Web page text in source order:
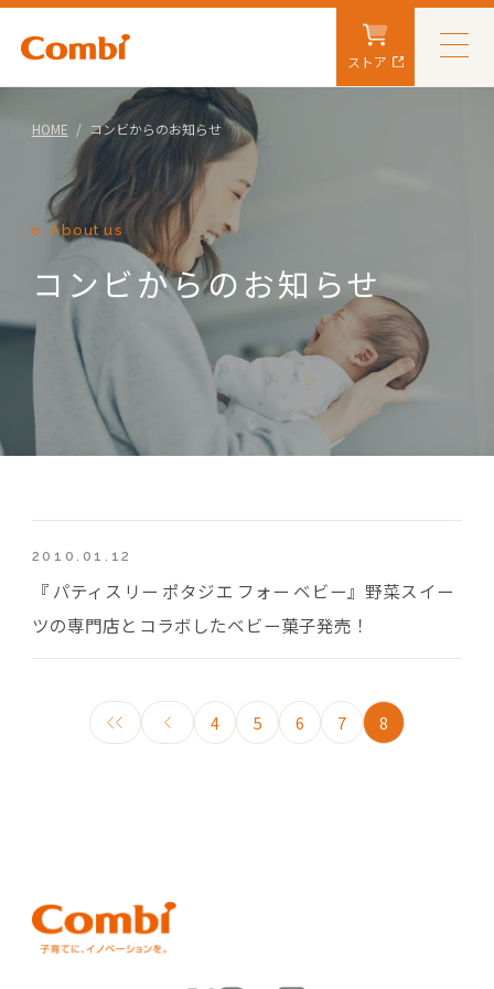
ストア
HOME コンビからのお知らせ
About us
コンビからのお知らせ
2010.01.12
『 パティスリー ポタジエ フォー ベビー』野菜スイー
ツの専門店とコラボしたベビー菓子発売！
4 5 6 7 8